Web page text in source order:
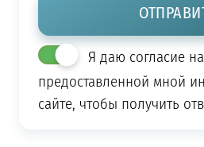
Я даю согласие
предоставленной мной
сайте, чтобы получить